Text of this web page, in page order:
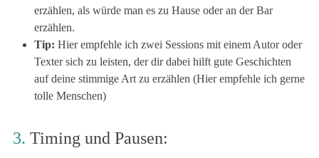
erzählen, als würde man es zu Hause oder an der Bar
erzählen.
Tip: Hier empfehle ich zwei Sessions mit einem Autor oder
Texter sich zu leisten, der dir dabei hilft gute Geschichten
auf deine stimmige Art zu erzählen (Hier empfehle ich gerne
tolle Menschen)
3. Timing und Pausen: